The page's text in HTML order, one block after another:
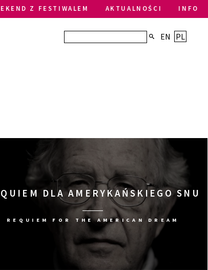
Z FESTIWALEM AKTUALNOŚCI INFO
EN PL
DLA AMERYKAŃSKIEGO SNU
REQUIEM FOR THE AMERICAN DREAM